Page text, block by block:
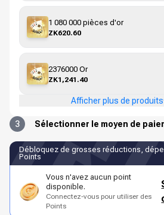
1 080 000 pièces d'or
ZK620.60
2376000 Or
ZK1,241.40
Afficher plus de produits
3 Sélectionner le moyen de
Débloquez de grosses réductions,
Points
Vous n'avez aucun point
disponible.
Connectez-vous pour utiliser des
Points